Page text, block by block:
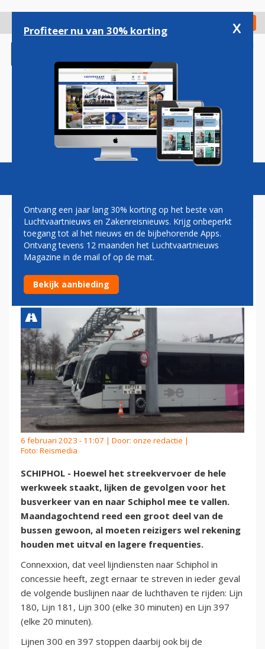
gaan
Check in
Magazine Podcasts Vacatures
SCHIPHOL ONDANKS
STAKING REDELIJK GOED
BEREIKBAAR PER BUS
6 februari 2023 - 11:07 | Door: onze redactie |
Foto: Reismedia
SCHIPHOL - Hoewel het streekvervoer de hele
werkweek staakt, lijken de gevolgen voor het
busverkeer van en naar Schiphol mee te vallen.
Maandagochtend reed een groot deel van de
bussen gewoon, al moeten reizigers wel rekening
houden met uitval en lagere frequenties.
Connexxion, dat veel lijndiensten naar Schiphol in
concessie heeft, zegt ernaar te streven in ieder geval
de volgende buslijnen naar de luchthaven te rijden: Lijn
180, Lijn 181, Lijn 300 (elke 30 minuten) en Lijn 397
(elke 20 minuten).
Lijnen 300 en 397 stoppen daarbij ook bij de
Profiteer nu van 30% korting x
Ontvang een jaar lang 30% korting op het beste van
Luchtvaartnieuws en Zakenreisnieuws. Krijg onbeperkt
toegang tot al het nieuws en de bijbehorende Apps.
Ontvang tevens 12 maanden het Luchtvaartnieuws
Magazine in de mail of op de mat.
Bekijk aanbieding